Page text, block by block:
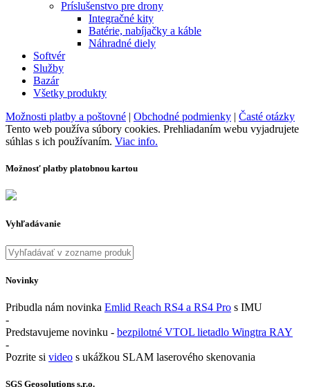
Príslušenstvo pre drony
Integračné kity
Batérie, nabíjačky a káble
Náhradné diely
Softvér
Služby
Bazár
Všetky produkty
Možnosti platby a poštovné | Obchodné podmienky | Časté otázky
Tento web používa súbory cookies. Prehliadaním webu vyjadrujete
súhlas s ich používaním. Viac info.
Možnosť platby platobnou kartou
Vyhľadávanie
Novinky
Pribudla nám novinka Emlid Reach RS4 a RS4 Pro s IMU
-
Predstavujeme novinku - bezpilotné VTOL lietadlo Wingtra RAY
-
Pozrite si video s ukážkou SLAM laserového skenovania
SGS Geosolutions s.r.o.